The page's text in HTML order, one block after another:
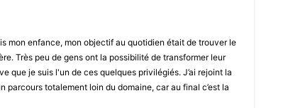
mon enfance, mon objectif au quotidien était de trouver le
Très peu de gens ont la possibilité de transformer leur
que je suis l'un de ces quelques privilégiés. J’ai rejoint la
parcours totalement loin du domaine, car au final c’est la